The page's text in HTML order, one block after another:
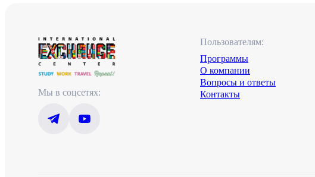
Мы в соцсетях:
Пользователям:
Программы
О компании
Вопросы и ответы
Контакты